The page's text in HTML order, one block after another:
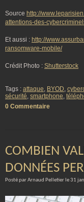
Source http://
attentions-des-
Et aussi : http://
ransomware-mobile/
Crédit Photo : Shutterstock
Tags : attaque, BYOD,
sécurité, smartphone,
0 Commentaire
COMBIEN
DONNÉES
Posté par Arnaud Pelletier le 31